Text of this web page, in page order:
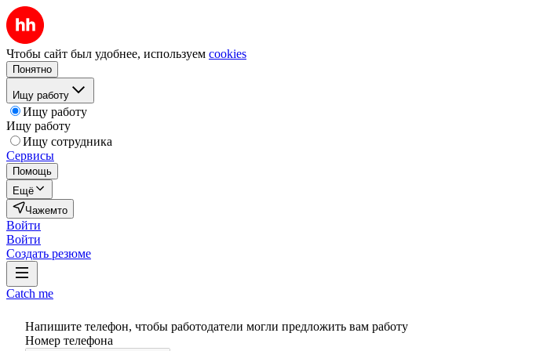
Чтобы сайт был удобнее, используем cookies
Понятно
Ищу работу
Ищу работу
Ищу работу
Ищу сотрудника
Сервисы
Помощь
Ещё
Чажемто
Войти
Войти
Создать резюме
Catch me
Напишите телефон, чтобы работодатели могли предложить вам работу
Номер телефона